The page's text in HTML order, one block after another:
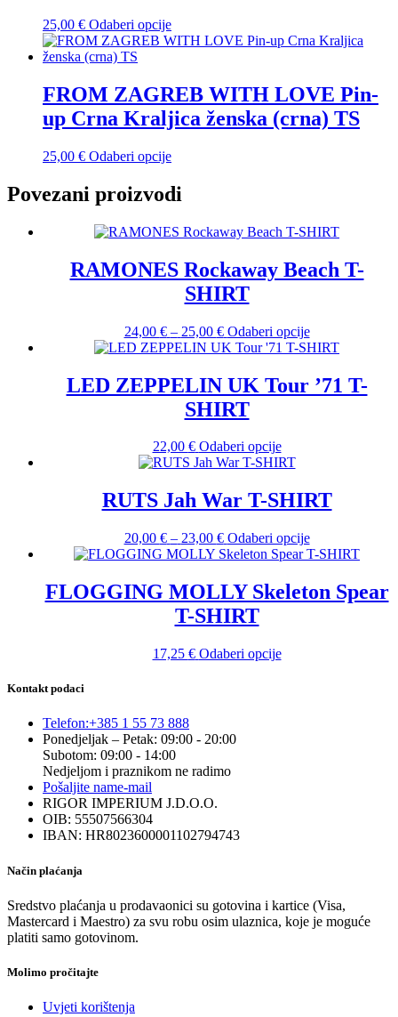
odabrati
na
stranici
25,00 € Odaberi opcijeOvaj
proizvod
varijanti.
Opcije
se
odabrati
na
stranici
proizvoda
FROM ZAGREB WITH LOVE Pin-
up Crna Kraljica ženska (crna) TS
25,00 € Odaberi opcijeOvaj
ima
više
Opcije
mogu
odabrati
proizvoda
Povezani proizvodi
RAMONES Rockaway Beach T-
SHIRT
24,00 € – 25,00 €Raspon
cijena:
24,00 €
do
25,00 €
Odaberi opcijeOvaj
proizvod
više
varijanti.
stranici
proizvoda
LED ZEPPELIN UK Tour ’71 T-
SHIRT
22,00 € Odaberi opcijeOvaj
proizvod
više
varijanti.
se
mogu
na
stranici
RUTS Jah War T-SHIRT
20,00 € – 23,00 €Raspon
cijena:
20,00 €
do
23,00 €
Odaberi opcijeOvaj
proizvod
varijanti.
FLOGGING MOLLY Skeleton Spear
T-SHIRT
17,25 € Odaberi opcijeOvaj
Kontakt podaci
Telefon:+385 1 55 73 888
Ponedjeljak – Petak: 09:00 - 20:00
Subotom: 09:00 - 14:00
Nedjeljom i praznikom ne radimo
Pošaljite name-mail
RIGOR IMPERIUM J.D.O.O.
OIB: 55507566304
IBAN: HR8023600001102794743
Način plaćanja
Sredstvo plaćanja u prodavaonici su gotovina i kartice (Visa,
Mastercard i Maestro) za svu robu osim ulaznica, koje je moguće
platiti samo gotovinom.
Molimo pročitajte
Uvjeti korištenja